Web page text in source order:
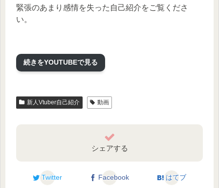
緊張のあまり感情を失った自己紹介をご覧くださ
い。
続きをYOUTUBEで見る
新人Vtuber自己紹介 動画
シェアする
Twitter Facebook はてブ